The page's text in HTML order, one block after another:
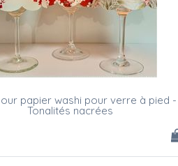
papier washi pour verre à pied -
Tonalités nacrées